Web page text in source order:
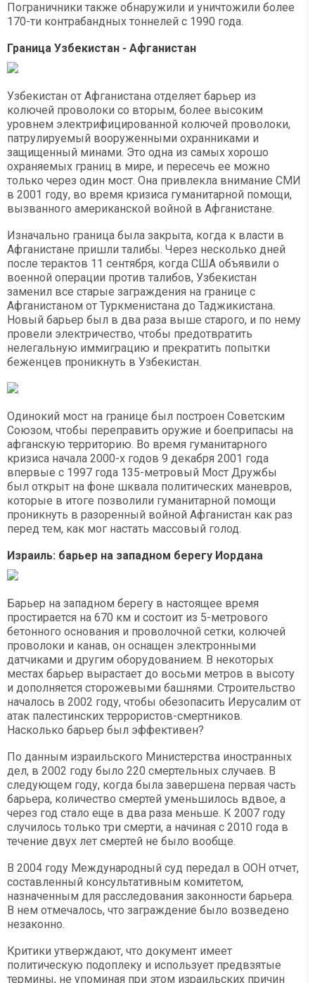
Пограничники также обнаружили и уничтожили более
170-ти контрабандных тоннелей с 1990 года.
Граница Узбекистан - Афганистан
Узбекистан от Афганистана отделяет барьер из
колючей проволоки со вторым, более высоким
уровнем электрифицированной колючей проволоки,
патрулируемый вооруженными охранниками и
защищенный минами. Это одна из самых хорошо
охраняемых границ в мире, и пересечь ее можно
только через один мост. Она привлекла внимание СМИ
в 2001 году, во время кризиса гуманитарной помощи,
вызванного американской войной в Афганистане.
Изначально граница была закрыта, когда к власти в
Афганистане пришли талибы. Через несколько дней
после терактов 11 сентября, когда США объявили о
военной операции против талибов, Узбекистан
заменил все старые заграждения на границе с
Афганистаном от Туркменистана до Таджикистана.
Новый барьер был в два раза выше старого, и по нему
провели электричество, чтобы предотвратить
нелегальную иммиграцию и прекратить попытки
беженцев проникнуть в Узбекистан.
Одинокий мост на границе был построен Советским
Союзом, чтобы переправить оружие и боеприпасы на
афганскую территорию. Во время гуманитарного
кризиса начала 2000-х годов 9 декабря 2001 года
впервые с 1997 года 135-метровый Мост Дружбы
был открыт на фоне шквала политических маневров,
которые в итоге позволили гуманитарной помощи
проникнуть в разоренный войной Афганистан как раз
перед тем, как мог настать массовый голод.
Израиль: барьер на западном берегу Иордана
Барьер на западном берегу в настоящее время
простирается на 670 км и состоит из 5-метрового
бетонного основания и проволочной сетки, колючей
проволоки и канав, он оснащен электронными
датчиками и другим оборудованием. В некоторых
местах барьер вырастает до восьми метров в высоту
и дополняется сторожевыми башнями. Строительство
началось в 2002 году, чтобы обезопасить Иерусалим от
атак палестинских террористов-смертников.
Насколько барьер был эффективен?
По данным израильского Министерства иностранных
дел, в 2002 году было 220 смертельных случаев. В
следующем году, когда была завершена первая часть
барьера, количество смертей уменьшилось вдвое, а
через год стало еще в два раза меньше. К 2007 году
случилось только три смерти, а начиная с 2010 года в
течение двух лет смертей не было вообще.
В 2004 году Международный суд передал в ООН отчет,
составленный консультативным комитетом,
назначенным для расследования законности барьера.
В нем отмечалось, что заграждение было возведено
незаконно.
Критики утверждают, что документ имеет
политическую подоплеку и использует предвзятые
термины, не упоминая при этом израильских причин